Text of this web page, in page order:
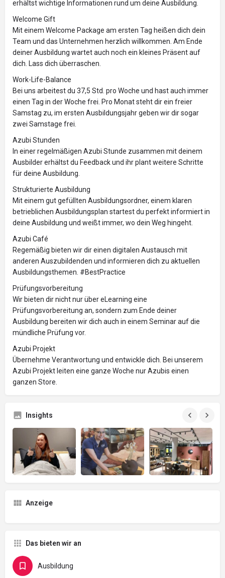
erhältst wichtige Informationen rund um deine Ausbildung.
Welcome Gift
Mit einem Welcome Package am ersten Tag heißen dich dein
Team und das Unternehmen herzlich willkommen. Am Ende
deiner Ausbildung wartet auch noch ein kleines Präsent auf
dich. Lass dich überraschen.
Work-Life-Balance
Bei uns arbeitest du 37,5 Std. pro Woche und hast auch immer
einen Tag in der Woche frei. Pro Monat steht dir ein freier
Samstag zu, im ersten Ausbildungsjahr geben wir dir sogar
zwei Samstage frei.
Azubi Stunden
In einer regelmäßigen Azubi Stunde zusammen mit deinem
Ausbilder erhältst du Feedback und ihr plant weitere Schritte
für deine Ausbildung.
Strukturierte Ausbildung
Mit einem gut gefüllten Ausbildungsordner, einem klaren
betrieblichen Ausbildungsplan startest du perfekt informiert in
deine Ausbildung und weißt immer, wo dein Weg hingeht.
Azubi Café
Regemäßig bieten wir dir einen digitalen Austausch mit
anderen Auszubildenden und informieren dich zu aktuellen
Ausbildungsthemen. #BestPractice
Prüfungsvorbereitung
Wir bieten dir nicht nur über eLearning eine
Prüfungsvorbereitung an, sondern zum Ende deiner
Ausbildung bereiten wir dich auch in einem Seminar auf die
mündliche Prüfung vor.
Azubi Projekt
Übernehme Verantwortung und entwickle dich. Bei unserem
Azubi Projekt leiten eine ganze Woche nur Azubis einen
ganzen Store.
Insights
Anzeige
Das bieten wir an
Ausbildung